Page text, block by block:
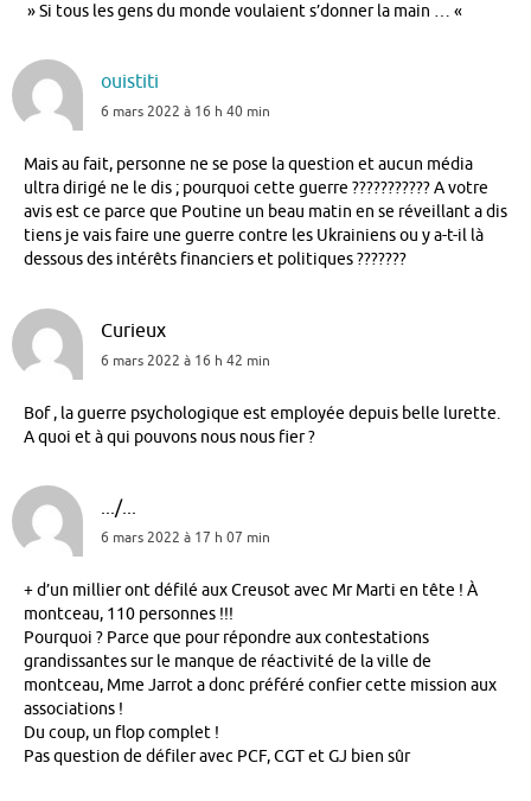
» Si tous les gens du monde voulaient s’donner la main … «
ouistiti
6 mars 2022 à 16 h 40 min
Mais au fait, personne ne se pose la question et aucun média
ultra dirigé ne le dis ; pourquoi cette guerre ??????????? A votre
avis est ce parce que Poutine un beau matin en se réveillant a dis
tiens je vais faire une guerre contre les Ukrainiens ou y a-t-il là
dessous des intérêts financiers et politiques ???????
Curieux
6 mars 2022 à 16 h 42 min
Bof , la guerre psychologique est employée depuis belle lurette.
A quoi et à qui pouvons nous nous fier ?
.../...
6 mars 2022 à 17 h 07 min
+ d’un millier ont défilé aux Creusot avec Mr Marti en tête ! À
montceau, 110 personnes !!!
Pourquoi ? Parce que pour répondre aux contestations
grandissantes sur le manque de réactivité de la ville de
montceau, Mme Jarrot a donc préféré confier cette mission aux
associations !
Du coup, un flop complet !
Pas question de défiler avec PCF, CGT et GJ bien sûr